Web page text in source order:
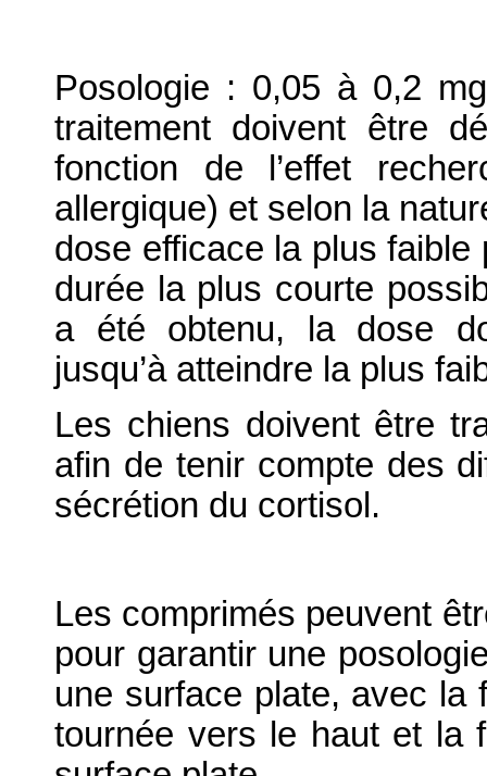
Posologie : 0,05 à 0,2
traitement doivent être
fonction de l’effet
allergique) et selon la
dose efficace la plus
durée la plus courte
a été obtenu, la dose
jusqu’à atteindre la plus
Les chiens doivent être
afin de tenir compte des
sécrétion du cortisol.
Les comprimés peuvent
pour garantir une
une surface plate, avec la
tournée vers le haut et la